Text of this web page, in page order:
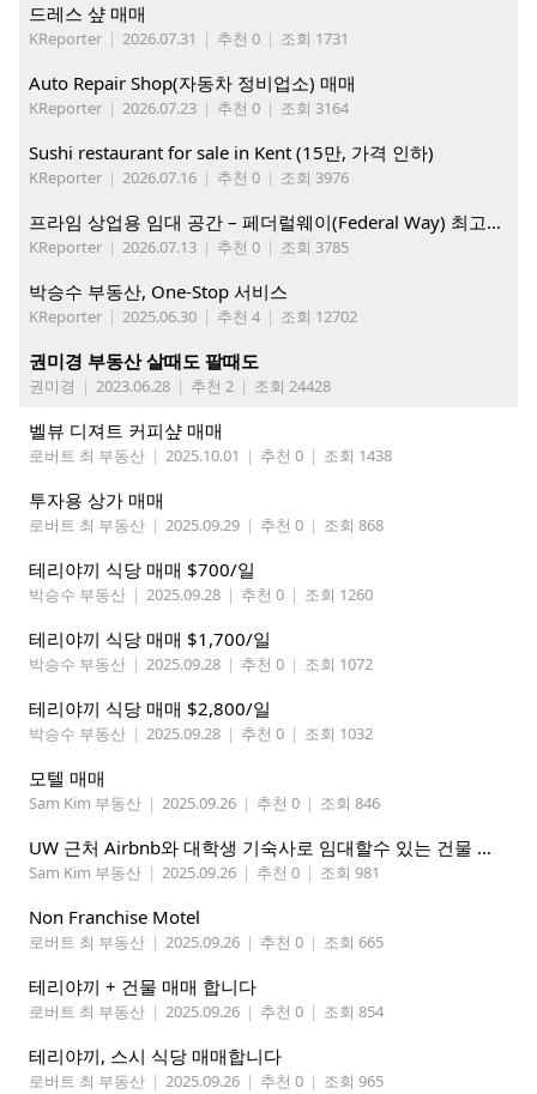
드레스 샾 매매
KReporter | 2026.07.31 | 추천 0 | 조회 1731
Auto Repair Shop(자동차 정비업소) 매매
KReporter | 2026.07.23 | 추천 0 | 조회 3164
Sushi restaurant for sale in Kent (15만, 가격 인하)
KReporter | 2026.07.16 | 추천 0 | 조회 3976
프라임 상업용 임대 공간 – 페더럴웨이(Federal Way) 최고의 가시성 입지
KReporter | 2026.07.13 | 추천 0 | 조회 3785
박승수 부동산, One-Stop 서비스
KReporter | 2025.06.30 | 추천 4 | 조회 12702
권미경 부동산 살때도 팔때도
권미경 | 2023.06.28 | 추천 2 | 조회 24428
벨뷰 디져트 커피샾 매매
로버트 최 부동산 | 2025.10.01 | 추천 0 | 조회 1438
투자용 상가 매매
로버트 최 부동산 | 2025.09.29 | 추천 0 | 조회 868
테리야끼 식당 매매 $700/일
박승수 부동산 | 2025.09.28 | 추천 0 | 조회 1260
테리야끼 식당 매매 $1,700/일
박승수 부동산 | 2025.09.28 | 추천 0 | 조회 1072
테리야끼 식당 매매 $2,800/일
박승수 부동산 | 2025.09.28 | 추천 0 | 조회 1032
모텔 매매
Sam Kim 부동산 | 2025.09.26 | 추천 0 | 조회 846
UW 근처 Airbnb와 대학생 기숙사로 임대할수 있는 건물 매매
Sam Kim 부동산 | 2025.09.26 | 추천 0 | 조회 981
Non Franchise Motel
로버트 최 부동산 | 2025.09.26 | 추천 0 | 조회 665
테리야끼 + 건물 매매 합니다
로버트 최 부동산 | 2025.09.26 | 추천 0 | 조회 854
테리야끼, 스시 식당 매매합니다
로버트 최 부동산 | 2025.09.26 | 추천 0 | 조회 965